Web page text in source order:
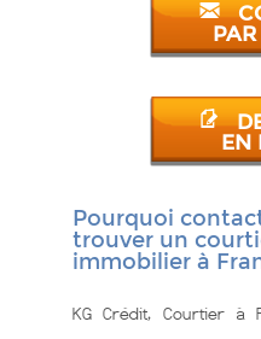
EN
Pourquoi
trouver un
immobilier à
KG Crédit, Courtier à